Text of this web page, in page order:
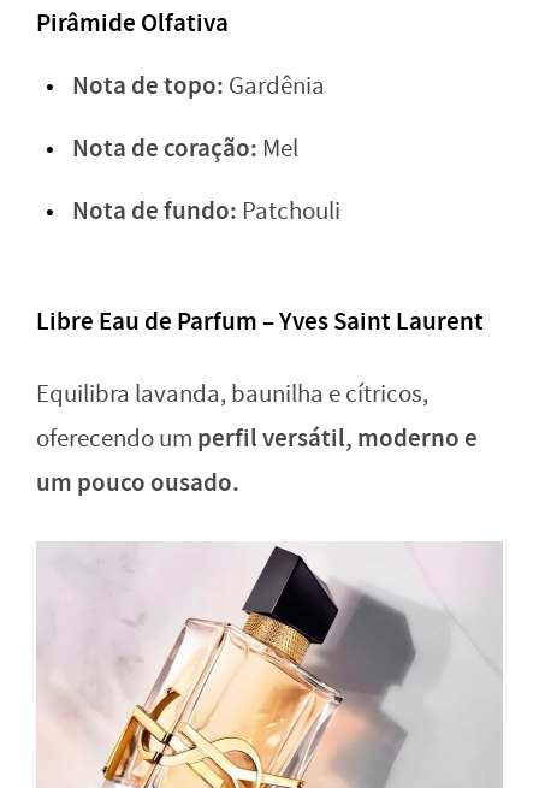
Pirâmide Olfativa
Nota de topo: Gardênia
Nota de coração: Mel
Nota de fundo: Patchouli
Libre Eau de Parfum – Yves Saint Laurent
Equilibra lavanda, baunilha e cítricos,
oferecendo um perfil versátil, moderno e
um pouco ousado.